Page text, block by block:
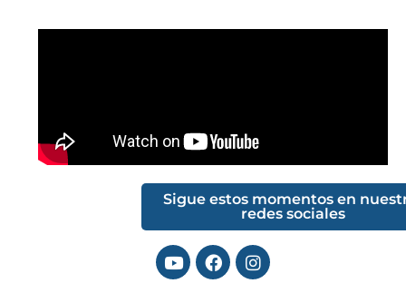
Sigue estos momentos en
redes sociales